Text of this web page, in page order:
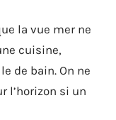
la vue mer ne
cuisine,
de bain. On ne
l’horizon si un